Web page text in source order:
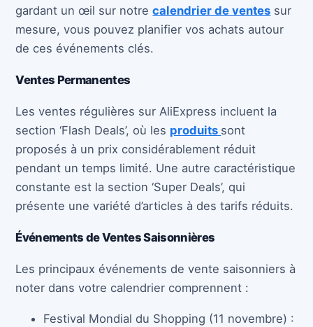
gardant un œil sur notrecalendrier de ventes sur
mesure, vous pouvez planifier vos achats autour
de ces événements clés.
Ventes Permanentes
Les ventes régulières sur AliExpress incluent la
section ‘Flash Deals’, où les produits sont
proposés à un prix considérablement réduit
pendant un temps limité. Une autre caractéristique
constante est la section ‘Super Deals’, qui
présente une variété d’articles à des tarifs réduits.
Événements de Ventes Saisonnières
Les principaux événements de vente saisonniers à
noter dans votre calendrier comprennent :
Festival Mondial du Shopping (11 novembre) :